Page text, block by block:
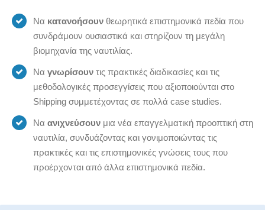
Να κατανοήσουν θεωρητικά επιστημονικά πεδία που
συνδράμουν ουσιαστικά και στηρίζουν τη μεγάλη
βιομηχανία της ναυτιλίας.
Να γνωρίσουν τις πρακτικές διαδικασίες και τις
μεθοδολογικές προσεγγίσεις που αξιοποιούνται στο
Shipping συμμετέχοντας σε πολλά case studies.
Να ανιχνεύσουν μια νέα επαγγελματική προοπτική στη
ναυτιλία, συνδυάζοντας και γονιμοποιώντας τις
πρακτικές και τις επιστημονικές γνώσεις τους που
προέρχονται από άλλα επιστημονικά πεδία.